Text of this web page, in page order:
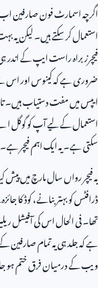
اگرچہ اسمارٹ فون صارفین اب
استعمال کر سکتے ہیں۔ لیکن یہ
فیچرز براہ راست ایپ کے
ضروری ہے کہ کینوس اور اس سے
ایپس میں مفت دستیاب ہیں۔
استعمال کے لیے آپ کو گوگل
سکتی ہے۔ یہ ایک اہم فیچر ہے۔
یہ فیچر رواں سال مارچ میں
ڈرافٹس کو بہتر بنانے، کوڈ کا
تھا۔ فی الحال اس کی آفیشل
ہے کہ جلد ہی یہ تمام صارفین
ویب کے درمیان فرق ختم ہو